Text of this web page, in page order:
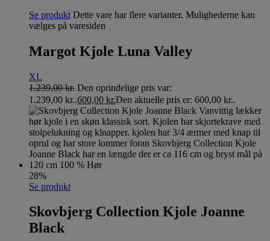
Se produkt Dette vare har flere varianter. Mulighederne kan
vælges på varesiden
Margot Kjole Luna Valley
XL
1.239,00kr. Den oprindelige pris var:
1.239,00 kr..600,00 kr.Den aktuelle pris er: 600,00 kr..
28%
Se produkt
Skovbjerg Collection Kjole Joanne
Black